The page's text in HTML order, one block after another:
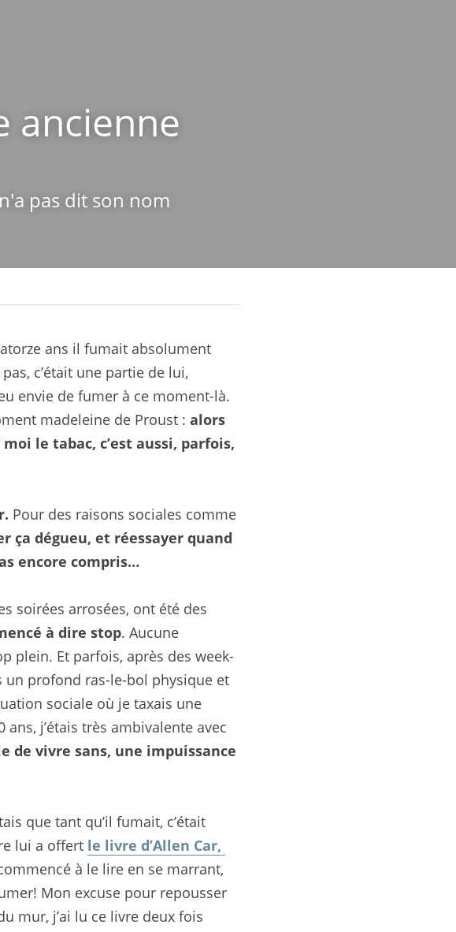
ancienne
pas dit son nom
ans il fumait absolument
c’était une partie de lui,
envie de fumer à ce moment-là.
madeleine de Proust : alors
le tabac, c’est aussi, parfois,
Pour des raisons sociales comme
ça dégueu, et réessayer quand
encore compris…
soirées arrosées, ont été des
à dire stop. Aucune
plein. Et parfois, après des week-
un profond ras-le-bol physique et
sociale où je taxais une
j’étais très ambivalente avec
de vivre sans, une impuissance
que tant qu’il fumait, c’était
lui a offert le livre d’Allen Car,
à le lire en se marrant,
Mon excuse pour repousser
mur, j’ai lu ce livre deux fois